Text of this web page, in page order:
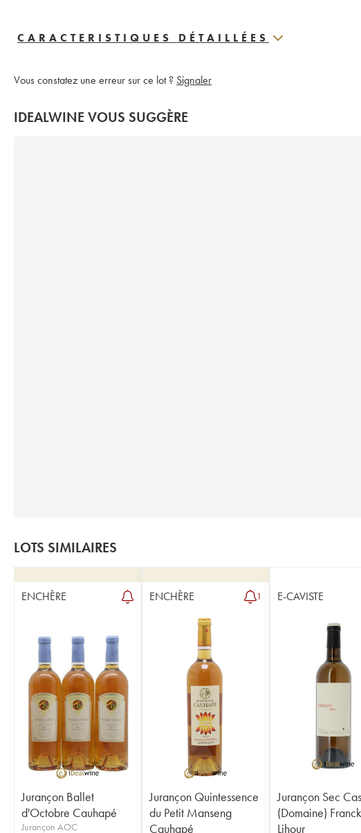
CARACTERISTIQUES DÉTAILLÉES
Vous constatez une erreur sur ce lot ? Signaler
IDEALWINE VOUS SUGGÈRE
LOTS SIMILAIRES
ENCHÈRE
Jurançon Ballet
d'Octobre Cauhapé
Jurançon AOC
ENCHÈRE 1
Jurançon Quintessence
du Petit Manseng
Cauhapé
E-CAVISTE
Jurançon Sec
(Domaine) Franck
Lihour